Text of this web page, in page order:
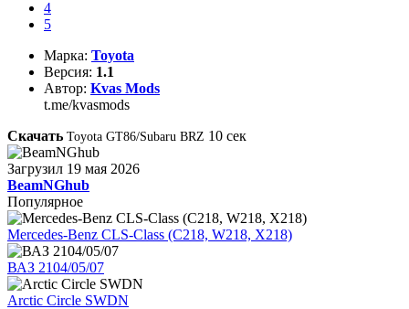
4
5
Марка: Toyota
Версия: 1.1
Автор: Kvas Mods
t.me/kvasmods
Скачать Toyota GT86/Subaru BRZ 10 сек
Загрузил 19 мая 2026
BeamNGhub
Популярное
Mercedes-Benz CLS-Class (C218, W218, X218)
ВАЗ 2104/05/07
Arctic Circle SWDN